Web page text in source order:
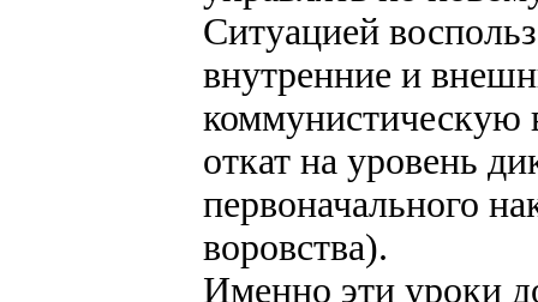
Ситуацией
внутренние и
откат на уровень
первоначального
воровства).
Именно эти уроки